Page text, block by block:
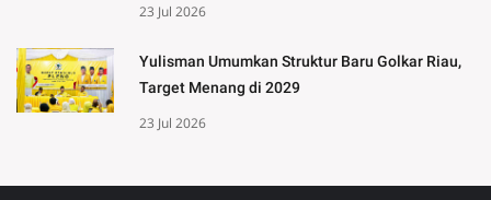
23 Jul 2026
Yulisman Umumkan Struktur Baru Golkar Riau,
Target Menang di 2029
23 Jul 2026